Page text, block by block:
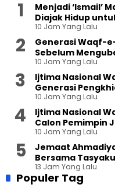
Menjadi ‘Ismail’
Diajak Hidup
10 Jam Yang Lalu
Generasi Waqf-
Sebelum
10 Jam Yang Lalu
Ijtima Nasional
Generasi
10 Jam Yang Lalu
Ijtima Nasional
Calon Pemimpin
10 Jam Yang Lalu
Jemaat
Bersama
13 Jam Yang Lalu
Populer Tag